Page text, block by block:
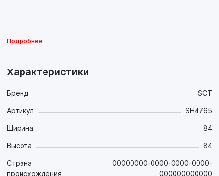
Подробнее
Характеристики
Бренд SCT
Артикул SH4765
Ширина 84
Высота 84
Страна
происхождения
00000000-0000-0000-0000-
000000000000